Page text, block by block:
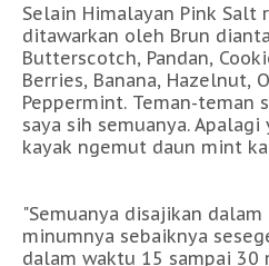
Selain Himalayan Pink Salt
ditawarkan oleh Brun
Butterscotch, Pandan,
Berries, Banana, Hazelnut,
Peppermint. Teman-teman
saya sih semuanya.
kayak ngemut daun mint
"Semuanya disajikan dalam
minumnya sebaiknya
dalam waktu 15 sampai